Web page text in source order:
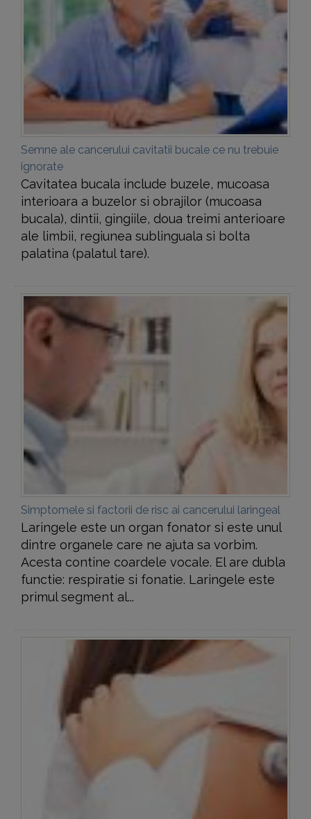
Semne ale cancerului cavitatii bucale ce nu trebuie
ignorate
Cavitatea bucala include buzele, mucoasa
interioara a buzelor si obrajilor (mucoasa
bucala), dintii, gingiile, doua treimi anterioare
ale limbii, regiunea sublinguala si bolta
palatina (palatul tare).
Simptomele si factorii de risc ai cancerului laringeal
Laringele este un organ fonator si este unul
dintre organele care ne ajuta sa vorbim.
Acesta contine coardele vocale. El are dubla
functie: respiratie si fonatie. Laringele este
primul segment al...